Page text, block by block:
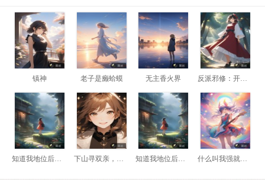
镇神 老子是癞蛤蟆 无主香火界 反派邪修：开局我是瘸腿老头
知道我地位后，前妻悔哭了 下山寻双亲，我靠相术断生死！ 知道我地位后，前妻悔哭了 什么叫我强就该死？那我换到妖兽阵营！